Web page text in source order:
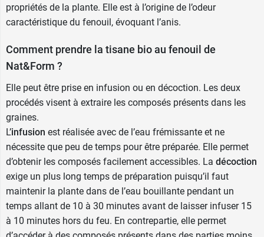
propriétés de la plante. Elle est à l’origine de l’odeur
caractéristique du fenouil, évoquant l’anis.
Comment prendre la tisane bio au fenouil de
Nat&Form ?
Elle peut être prise en infusion ou en décoction. Les deux
procédés visent à extraire les composés présents dans les
graines.
L’infusion est réalisée avec de l’eau frémissante et ne
nécessite que peu de temps pour être préparée. Elle permet
d’obtenir les composés facilement accessibles. La décoction
exige un plus long temps de préparation puisqu’il faut
maintenir la plante dans de l’eau bouillante pendant un
temps allant de 10 à 30 minutes avant de laisser infuser 15
à 10 minutes hors du feu. En contrepartie, elle permet